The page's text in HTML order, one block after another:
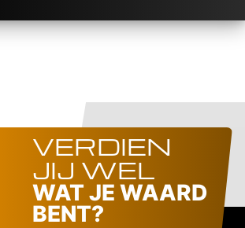
VERDIEN
JIJ WEL
WAT JE WAARD
BENT?